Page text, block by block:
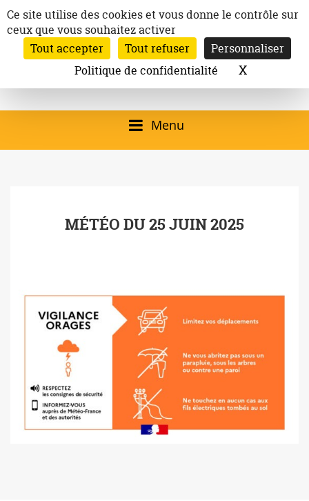
au
contenu
Ville de
Launaguet
Site officiel de la
Mairie de
Launaguet (31140)
qui présente la ville,
programmation
Inscription à la newsletter
Email:
Rechercher
Menu
MÉTÉO DU 25 JUIN 2025
Panneau de gestion des cookies
Ce site utilise des cookies et vous donne le contrôle sur
ceux que vous souhaitez activer
Tout accepter
Tout refuser
Personnaliser
Politique de confidentialité
XMasquer